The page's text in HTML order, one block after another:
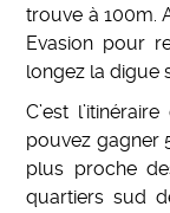
trouve à 100m.
Evasion pour
longez la digue
C’est
pouvez gagner
plus proche
quartiers sud